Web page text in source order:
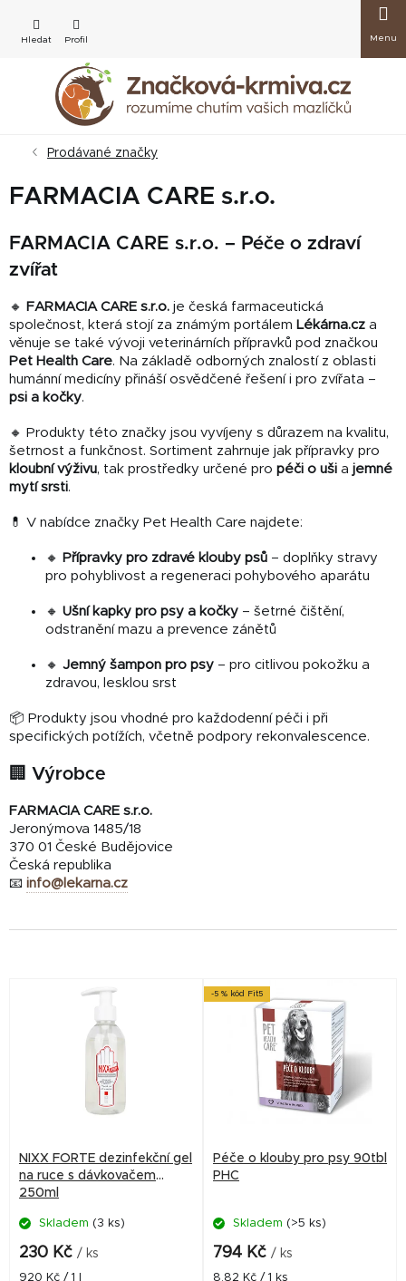
obsah
košík
Prodávané značky
FARMACIA CARE s.r.o.
FARMACIA CARE s.r.o. – Péče o zdraví
zvířat
🔸 FARMACIA CARE s.r.o. je česká farmaceutická
společnost, která stojí za známým portálem Lékárna.cz a
věnuje se také vývoji veterinárních přípravků pod značkou
Pet Health Care. Na základě odborných znalostí z oblasti
humánní medicíny přináší osvědčené řešení i pro zvířata –
psi a kočky.
🔸 Produkty této značky jsou vyvíjeny s důrazem na kvalitu,
šetrnost a funkčnost. Sortiment zahrnuje jak přípravky pro
kloubní výživu, tak prostředky určené pro péči o uši a jemné
mytí srsti.
💊 V nabídce značky Pet Health Care najdete:
🔸 Přípravky pro zdravé klouby psů – doplňky stravy
pro pohyblivost a regeneraci pohybového aparátu
🔸 Ušní kapky pro psy a kočky – šetrné čištění,
odstranění mazu a prevence zánětů
🔸 Jemný šampon pro psy – pro citlivou pokožku a
zdravou, lesklou srst
📦 Produkty jsou vhodné pro každodenní péči i při
specifických potížích, včetně podpory rekonvalescence.
🏢 Výrobce
FARMACIA CARE s.r.o.
Jeronýmova 1485/18
370 01 České Budějovice
Česká republika
📧 info@lekarna.cz
o
d
NIXX FORTE dezinfekční gel
na ruce s dávkovačem
250ml
Skladem (3 ks)
230 Kč / ks
Měrná
920 Kč / 1 l
-5 % kód Fit5
Péče o klouby pro psy 90tbl
PHC
Skladem (>5 ks)
794 Kč / ks
Měrná
8,82 Kč / 1 ks